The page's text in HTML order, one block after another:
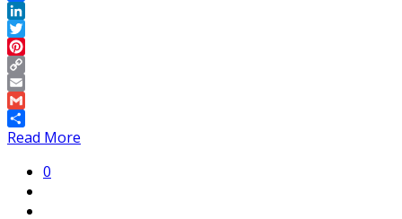
Facebook
LinkedIn
Twitter
Pinterest
Copy
Link
Email
Gmail
Share
Read More
0